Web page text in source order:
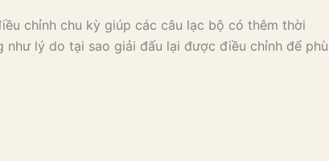
chỉnh chu kỳ giúp các câu lạc bộ có thêm thời
lý do tại sao giải đấu lại được điều chỉnh để phù